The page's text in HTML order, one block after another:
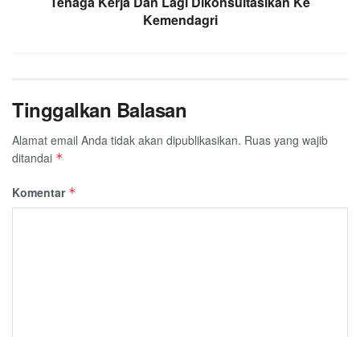
Kemendagri
Tinggalkan Balasan
Alamat email Anda tidak akan dipublikasikan. Ruas yang wajib
ditandai *
Komentar *